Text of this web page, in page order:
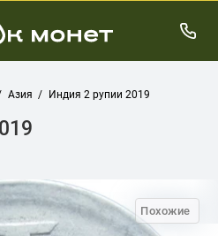
Азия Индия 2 рупии 2019
Похожие